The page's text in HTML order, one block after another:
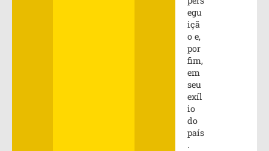
egu
içã
o e,
por
fim,
em
seu
exíl
io
do
país
.